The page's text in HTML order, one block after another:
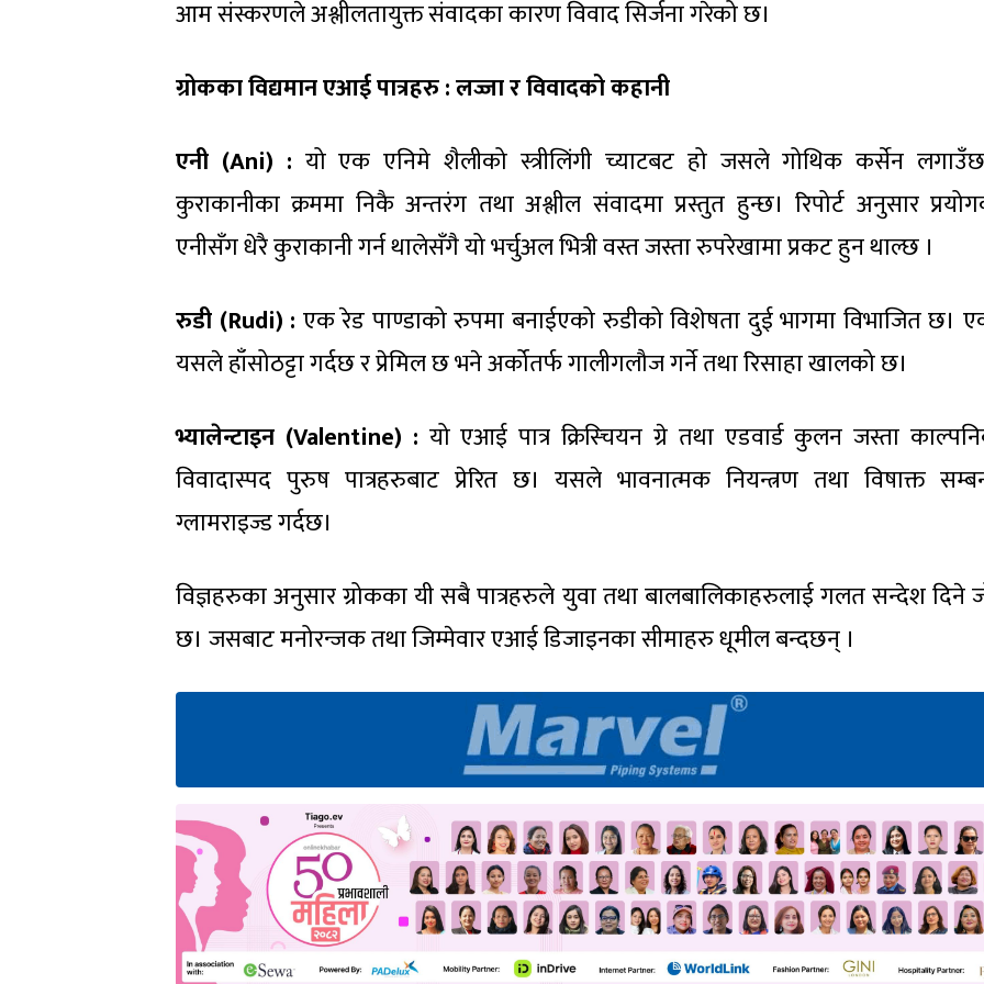
आम संस्करणले अश्लीलतायुक्त संवादका कारण विवाद सिर्जना गरेको छ।
ग्रोकका विद्यमान एआई पात्रहरु : लज्जा र विवादको कहानी
एनी (Ani) : यो एक एनिमे शैलीको स्त्रीलिंगी च्याटबट हो जसले गोथिक कर्सेन
कुराकानीका क्रममा निकै अन्तरंग तथा अश्लील संवादमा प्रस्तुत हुन्छ। रिपोर्ट अनुसार
एनीसँग धेरै कुराकानी गर्न थालेसँगै यो भर्चुअल भित्री वस्त जस्ता रुपरेखामा प्रकट हुन थाल्छ ।
रुडी (Rudi) : एक रेड पाण्डाको रुपमा बनाईएको रुडीको विशेषता दुई भागमा विभाजित छ।
यसले हाँसोठट्टा गर्दछ र प्रेमिल छ भने अर्कोतर्फ गालीगलौज गर्ने तथा रिसाहा खालको छ।
भ्यालेन्टाइन (Valentine) : यो एआई पात्र क्रिस्चियन ग्रे तथा एडवार्ड कुलन जस्ता
विवादास्पद पुरुष पात्रहरुबाट प्रेरित छ। यसले भावनात्मक नियन्त्रण तथा विषाक्त
ग्लामराइज्ड गर्दछ।
विज्ञहरुका अनुसार ग्रोकका यी सबै पात्रहरुले युवा तथा बालबालिकाहरुलाई गलत सन्देश दिने
छ। जसबाट मनोरन्जक तथा जिम्मेवार एआई डिजाइनका सीमाहरु धूमील बन्दछन् ।